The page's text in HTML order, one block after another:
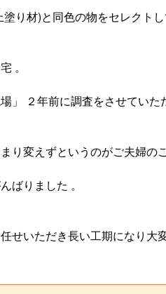
り材)と同色の物をセレクトし
。
」 ２年前に調査をさせてい
り変えずというのがご夫婦のご
ばりました 。
せいただき長い工期になり大